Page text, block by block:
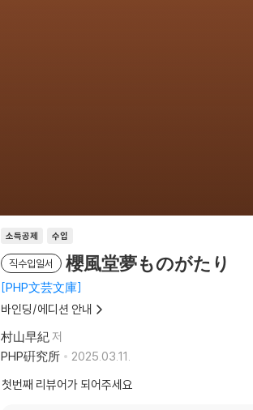
소득공제 수입
직수입일서 櫻風堂夢ものがたり
PHP文芸文庫
바인딩/에디션 안내
村山早紀저
PHP硏究所
2025.03.11.
첫번째 리뷰어가 되어주세요